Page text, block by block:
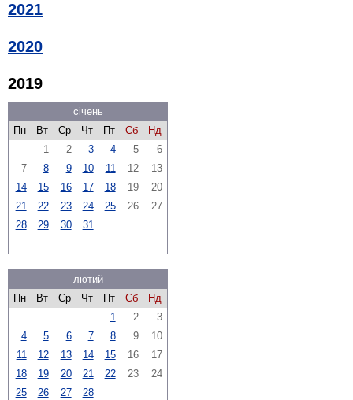
2021
2020
2019
січень
Пн
Вт Ср Чт Пт Сб
Нд
1
2 3 4 5
6
7
8 9 10 11 12
13
14
15 16 17 18 19
20
21
22 23 24 25 26
27
28
29 30 31
лютий
Пн
Вт Ср Чт Пт Сб
Нд
1
2
3
4
5 6 7 8 9
10
11
12 13 14 15 16
17
18
19 20 21 22 23
24
25
26 27 28